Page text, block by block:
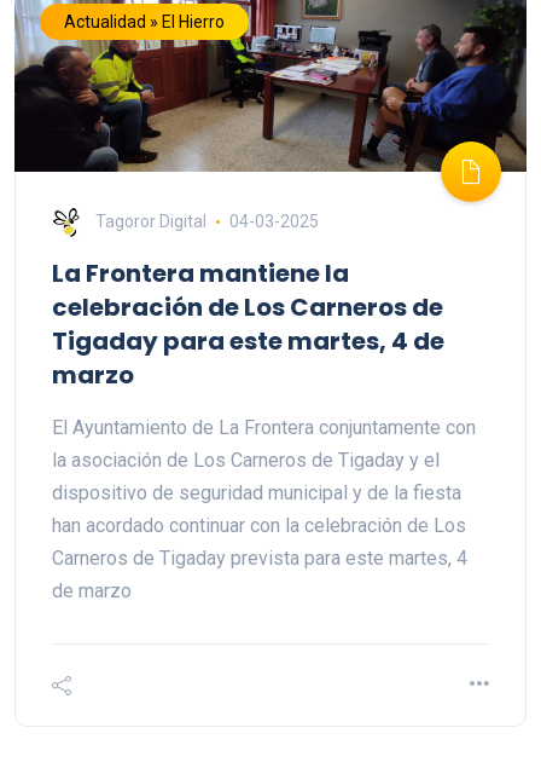
Actualidad » El Hierro
Tagoror Digital 04-03-2025
La Frontera mantiene la
celebración de Los Carneros de
Tigaday para este martes, 4 de
marzo
El Ayuntamiento de La Frontera conjuntamente con
la asociación de Los Carneros de Tigaday y el
dispositivo de seguridad municipal y de la fiesta
han acordado continuar con la celebración de Los
Carneros de Tigaday prevista para este martes, 4
de marzo